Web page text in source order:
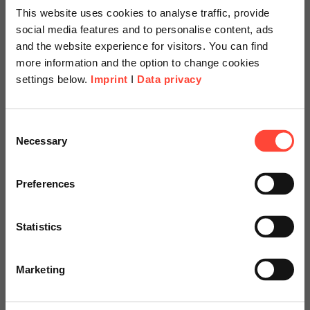
This website uses cookies to analyse traffic, provide
social media features and to personalise content, ads
and the website experience for visitors. You can find
more information and the option to change cookies
settings below. Imprint I Data privacy
Selection
Necessary
Preferences
Statistics
Marketing
Schneller Return on Investment (ROI)
Integration statt Migration – schnellere Umsetzung, geringere
Alle Finanzdaten zentral und aktuell – Grundlage für fundierte
specially adapted offers and